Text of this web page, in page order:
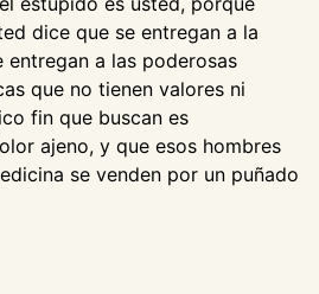
dice que se entregan a la
entregan a las poderosas
que no tienen valores ni
fin que buscan es
ajeno, y que esos hombres
se venden por un puñado